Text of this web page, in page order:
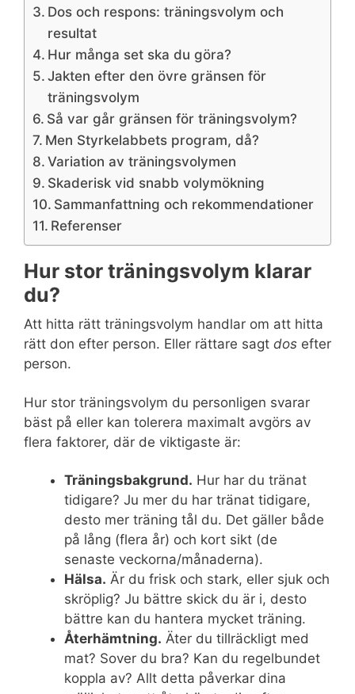
Dos och respons: träningsvolym och
resultat
Hur många set ska du göra?
Jakten efter den övre gränsen för
träningsvolym
Så var går gränsen för träningsvolym?
Men Styrkelabbets program, då?
Variation av träningsvolymen
Skaderisk vid snabb volymökning
Sammanfattning och rekommendationer
Referenser
Hur stor träningsvolym klarar
du?
Att hitta rätt träningsvolym handlar om att hitta
rätt don efter person. Eller rättare sagt dos efter
person.
Hur stor träningsvolym du personligen svarar
bäst på eller kan tolerera maximalt avgörs av
flera faktorer, där de viktigaste är:
Träningsbakgrund. Hur har du tränat
tidigare? Ju mer du har tränat tidigare,
desto mer träning tål du. Det gäller både
på lång (flera år) och kort sikt (de
senaste veckorna/månaderna).
Hälsa. Är du frisk och stark, eller sjuk och
skröplig? Ju bättre skick du är i, desto
bättre kan du hantera mycket träning.
Återhämtning. Äter du tillräckligt med
mat? Sover du bra? Kan du regelbundet
koppla av? Allt detta påverkar dina